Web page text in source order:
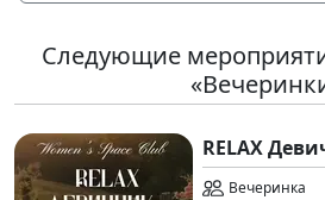
Следующие
RELAX
Вечеринка